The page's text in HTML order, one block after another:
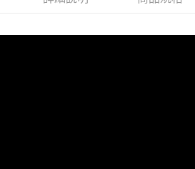
每筆NT$80，滿NT$1,200(含以上)免運費